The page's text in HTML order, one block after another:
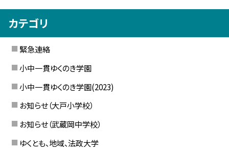
カテゴリ
緊急連絡
小中一貫ゆくのき学園
小中一貫ゆくのき学園(2023)
お知らせ（大戸小学校）
お知らせ（武蔵岡中学校）
ゆくとも、地域、法政大学